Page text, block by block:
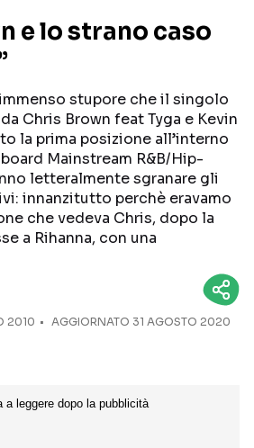
TESTI CANZONI
TALENT SHOW
sui social
e lo strano caso
stupore che il singolo
Chris Brown feat Tyga e Kevin
la prima posizione all’interno
Mainstream R&B/Hip-
letteralmente sgranare gli
innanzitutto perchè eravamo
che vedeva Chris, dopo la
a Rihanna, con una
2010
AGGIORNATO 31 AGOSTO 2020